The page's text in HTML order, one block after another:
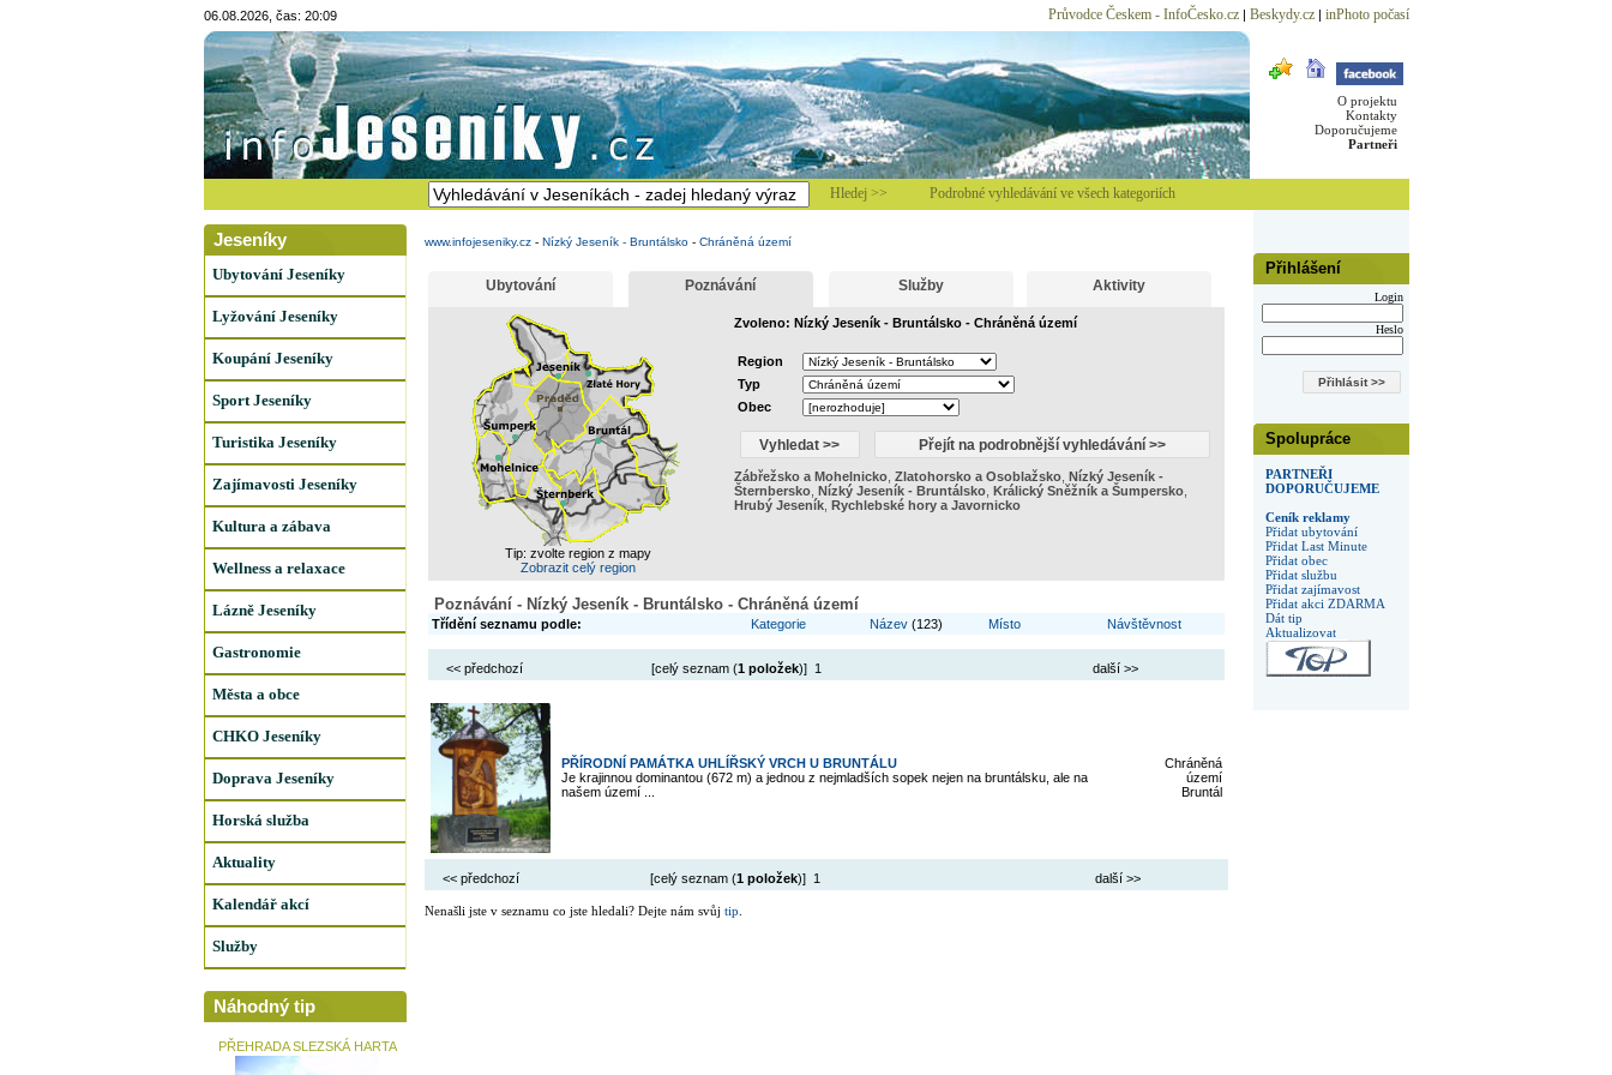
06.08.2026, čas: 20:09 Průvodce Českem - InfoČesko.cz| Beskydy.cz| inPhoto počasí
O projektu
Kontakty
Doporučujeme
Partneři
Hledej >> Podrobné vyhledávání ve všech kategoriích
Přihlášení
Login
Heslo
Spolupráce
PARTNEŘI
DOPORUČUJEME
Ceník reklamy
Přidat ubytování
Přidat Last Minute
Přidat obec
Přidat službu
Přidat zajímavost
Přidat akci ZDARMA
Dát tip
Aktualizovat
Jeseníky
Ubytování Jeseníky
Lyžování Jeseníky
Koupání Jeseníky
Sport Jeseníky
Turistika Jeseníky
Zajímavosti Jeseníky
Kultura a zábava
Wellness a relaxace
Lázně Jeseníky
Gastronomie
Města a obce
CHKO Jeseníky
Doprava Jeseníky
Horská služba
Aktuality
Kalendář akcí
Služby
Náhodný tip
PŘEHRADA SLEZSKÁ HARTA
www.infojeseniky.cz- Nízký Jeseník - Bruntálsko- Chráněná území
Ubytování Poznávání Služby Aktivity
Tip: zvolte region z mapy
Zobrazit celý region
Zvoleno: Nízký Jeseník - Bruntálsko - Chráněná území
Region
Typ
Obec
Zábřežsko a Mohelnicko, Zlatohorsko a Osoblažsko, Nízký Jeseník -
Šternbersko, Nízký Jeseník - Bruntálsko, Králický Sněžník a Šumpersko,
Hrubý Jeseník, Rychlebské hory a Javornicko
Poznávání - Nízký Jeseník - Bruntálsko - Chráněná území
Třídění seznamu podle: Kategorie Název(123) Místo Návštěvnost
<< předchozí [celý seznam (1 položek)] 1 další >>
PŘÍRODNÍ PAMÁTKA UHLÍŘSKÝ VRCH U BRUNTÁLU
Je krajinnou dominantou (672 m) a jednou z nejmladších sopek nejen na bruntálsku, ale na
našem území ...
Chráněná
území
Bruntál
<< předchozí [celý seznam (1 položek)] 1 další >>
Nenašli jste v seznamu co jste hledali? Dejte nám svůj tip